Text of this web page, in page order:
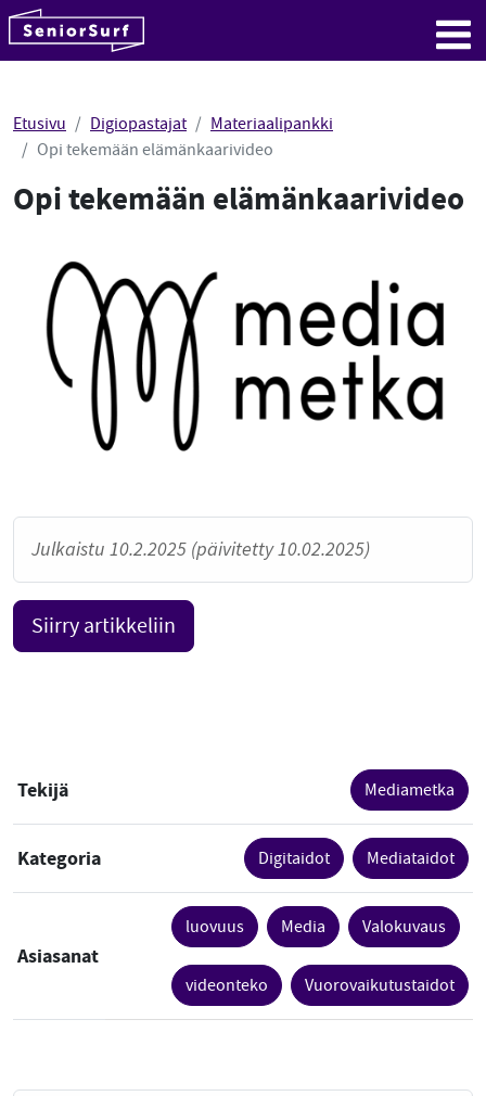
Hyppää sisältöön
Etusivu Digiopastajat
Materiaalipankki
Opi tekemään elämänkaarivideo
Opi tekemään elämänkaarivideo
Julkaistu 10.2.2025 (päivitetty 10.02.2025)
Siirry artikkeliin
Tekijä Mediametka
Kategoria Digitaidot Mediataidot
Asiasanat
luovuus Media Valokuvaus
videonteko Vuorovaikutustaidot